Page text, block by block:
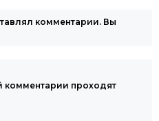
комментарии. Вы
комментарии проходят